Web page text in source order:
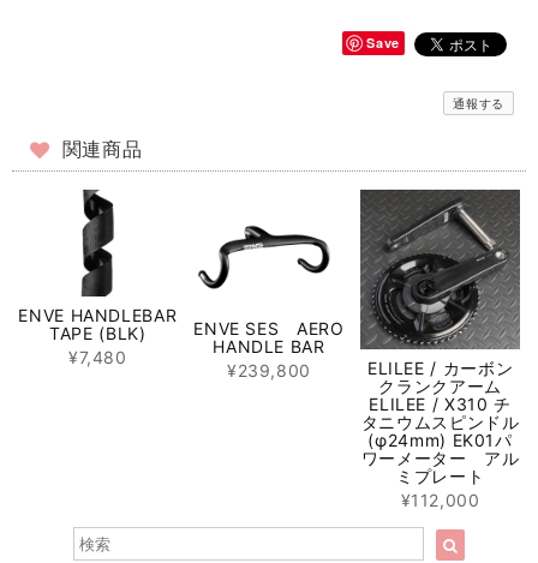
Save
通報する
関連商品
ENVE HANDLEBAR
TAPE (BLK)
¥7,480
ENVE SES AERO
HANDLE BAR
¥239,800
ELILEE / カーボン
クランクアーム
ELILEE / X310 チ
タニウムスピンドル
(φ24mm) EK01パ
ワーメーター アル
ミプレート
¥112,000